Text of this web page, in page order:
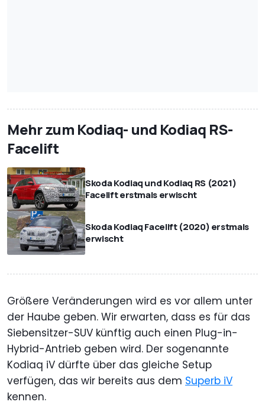
Mehr zum Kodiaq- und Kodiaq RS-
Facelift
Skoda Kodiaq und Kodiaq RS (2021)
Facelift erstmals erwischt
Skoda Kodiaq Facelift (2020) erstmals
erwischt
Größere Veränderungen wird es vor allem unter
der Haube geben. Wir erwarten, dass es für das
Siebensitzer-SUV künftig auch einen Plug-in-
Hybrid-Antrieb geben wird. Der sogenannte
Kodiaq iV dürfte über das gleiche Setup
verfügen, das wir bereits aus dem Superb iV
kennen.